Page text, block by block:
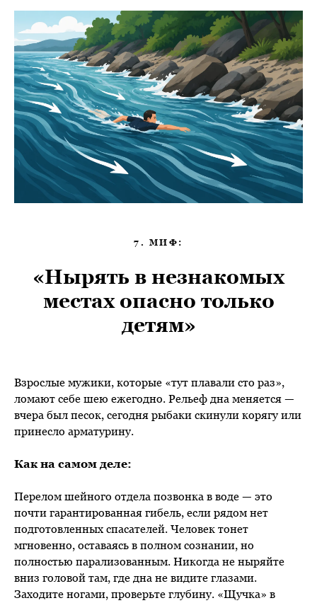
7. МИФ:
«Нырять в незнакомых
местах опасно только
детям»
Взрослые мужики, которые «тут плавали сто раз»,
ломают себе шею ежегодно. Рельеф дна меняется —
вчера был песок, сегодня рыбаки скинули корягу или
принесло арматурину.
Как на самом деле:
Перелом шейного отдела позвонка в воде — это
почти гарантированная гибель, если рядом нет
подготовленных спасателей. Человек тонет
мгновенно, оставаясь в полном сознании, но
полностью парализованным. Никогда не ныряйте
вниз головой там, где дна не видите глазами.
Заходите ногами, проверьте глубину. «Щучка» в